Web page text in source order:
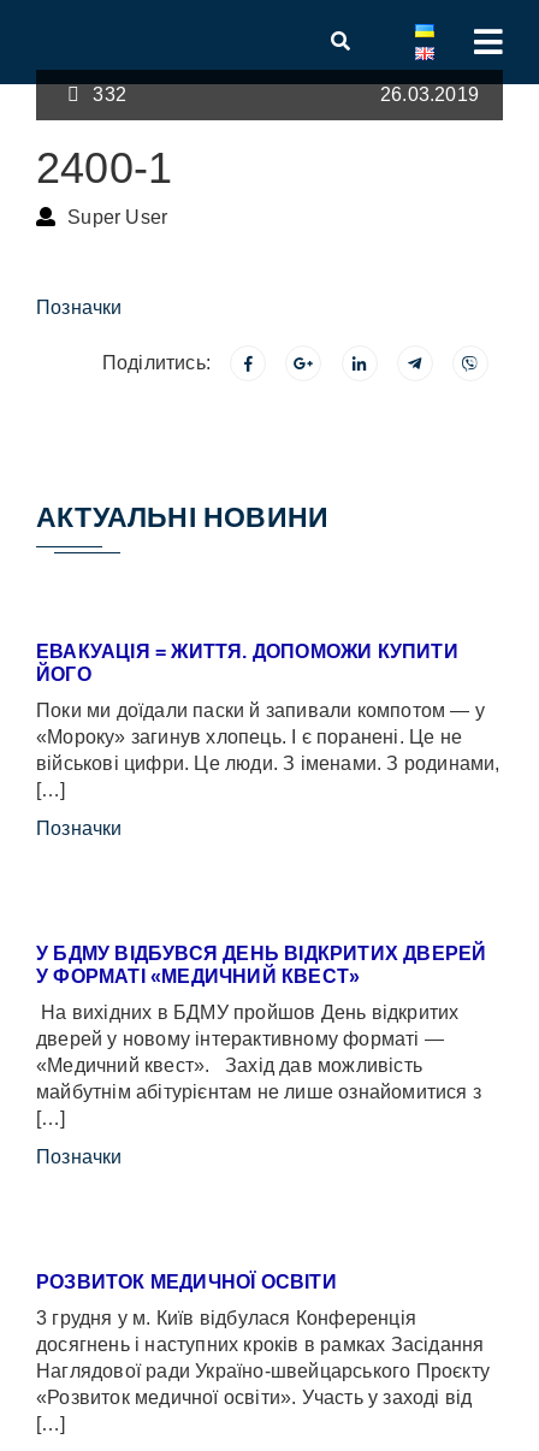
332 26.03.2019
2400-1
Super User
Позначки
Поділитись:
АКТУАЛЬНІ НОВИНИ
ЕВАКУАЦІЯ = ЖИТТЯ. ДОПОМОЖИ КУПИТИ
ЙОГО
Поки ми доїдали паски й запивали компотом — у
«Мороку» загинув хлопець. І є поранені. Це не
військові цифри. Це люди. З іменами. З родинами,
[…]
Позначки
У БДМУ ВІДБУВСЯ ДЕНЬ ВІДКРИТИХ ДВЕРЕЙ
У ФОРМАТІ «МЕДИЧНИЙ КВЕСТ»
На вихідних в БДМУ пройшов День відкритих
дверей у новому інтерактивному форматі —
«Медичний квест». Захід дав можливість
майбутнім абітурієнтам не лише ознайомитися з
[…]
Позначки
РОЗВИТОК МЕДИЧНОЇ ОСВІТИ
3 грудня у м. Київ відбулася Конференція
досягнень і наступних кроків в рамках Засідання
Наглядової ради Україно-швейцарського Проєкту
«Розвиток медичної освіти». Участь у заході від
[…]